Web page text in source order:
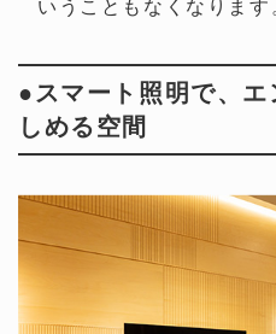
いうこともなくなります
●スマート照明で、
しめる空間